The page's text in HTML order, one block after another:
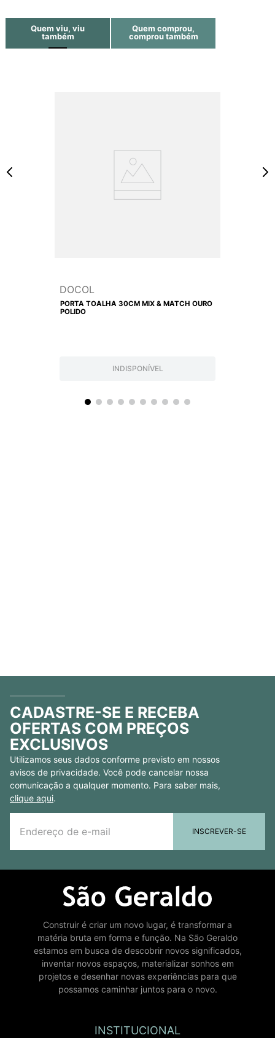
Quem viu, viu
também
Quem comprou,
comprou também
DOCOL
PORTA TOALHA 30CM MIX & MATCH OURO
POLIDO
INDISPONÍVEL
CADASTRE-SE E RECEBA
OFERTAS COM PREÇOS
EXCLUSIVOS
Utilizamos seus dados conforme previsto em nossos
avisos de privacidade. Você pode cancelar nossa
comunicação a qualquer momento. Para saber mais,
clique aqui.
INSCREVER-SE
Construir é criar um novo lugar, é transformar a
matéria bruta em forma e função. Na São Geraldo
estamos em busca de descobrir novos significados,
inventar novos espaços, materializar sonhos em
projetos e desenhar novas experiências para que
possamos caminhar juntos para o novo.
INSTITUCIONAL